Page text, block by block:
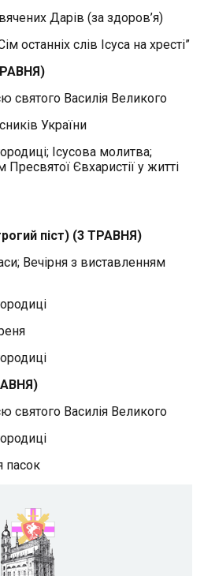
Дарів (за здоров’я)
останніх слів Ісуса на хресті”
святого Василія Великого
України
Ісусова молитва;
Євхаристії у житті
піст) (3 ТРАВНЯ)
Вечірня з виставленням
святого Василія Великого
пасок